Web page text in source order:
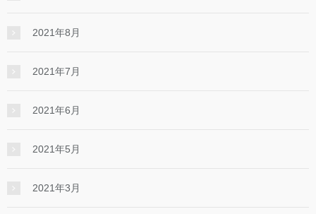
2021年8月
2021年7月
2021年6月
2021年5月
2021年3月